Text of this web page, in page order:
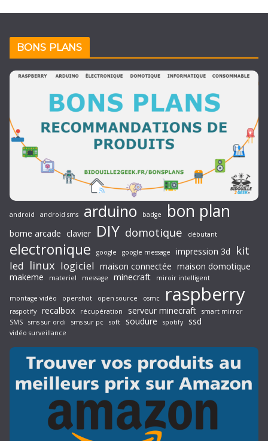
BONS PLANS
android android sms arduino badge bon plan
borne arcade clavier DIY domotique débutant
electronique google google message impression 3d kit
led linux logiciel maison connectée maison domotique
makeme
materiel message minecraft miroir intelligent
montage vidéo openshot open source osmc raspberry
raspotify recalbox récupération serveur minecraft
smart mirror
SMS
sms sur ordi sms sur pc soft soudure spotify ssd
vidéo surveillance